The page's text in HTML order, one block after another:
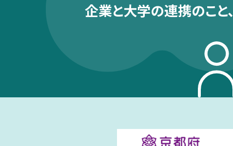
企業と大学の連携のこと、